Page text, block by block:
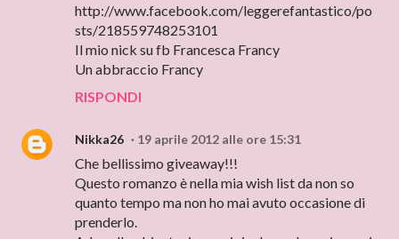
http://www.facebook.com/leggerefantastico/po
sts/218559748253101
Il mio nick su fb Francesca Francy
Un abbraccio Francy
RISPONDI
Nikka26 19 aprile 2012 alle ore 15:31
Che bellissimo giveaway!!!
Questo romanzo è nella mia wish list da non so
quanto tempo ma non ho mai avuto occasione di
prenderlo.